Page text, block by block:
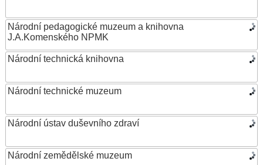
Národní pedagogické muzeum a knihovna
J.A.Komenského NPMK
Národní technická knihovna
Národní technické muzeum
Národní ústav duševního zdraví
Národní zemědělské muzeum